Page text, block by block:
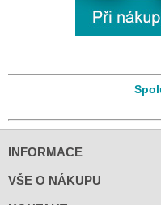
INFORMACE
VŠE O NÁKUPU